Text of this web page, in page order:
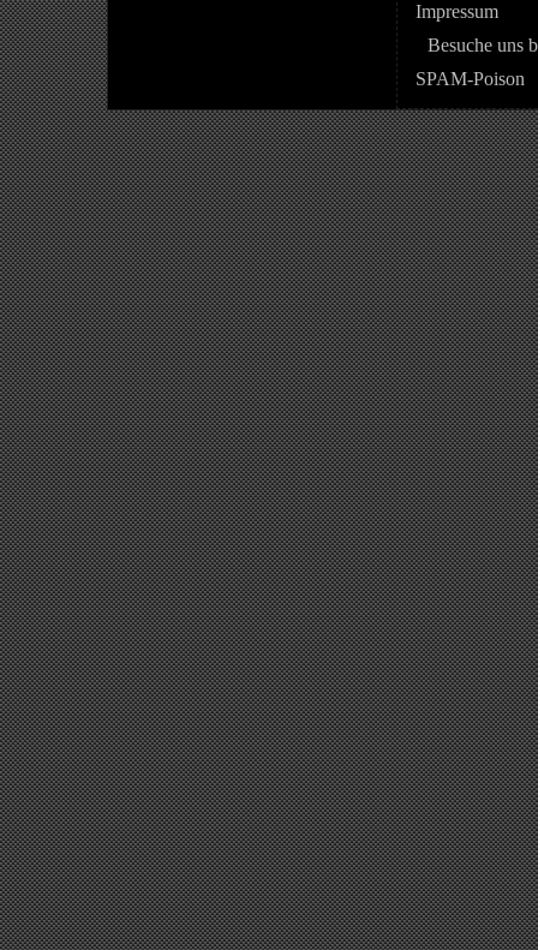
Impressum
Besuche uns
SPAM-Poison